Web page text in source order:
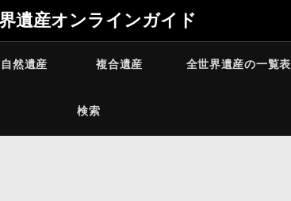
遺産オンラインガイド
自然遺産 複合遺産 全世界遺産の一覧表
検索